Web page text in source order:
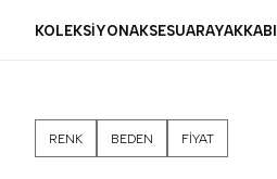
KOLEKSİYONAKSESUARAYAKKABI
RENK BEDEN FİYAT